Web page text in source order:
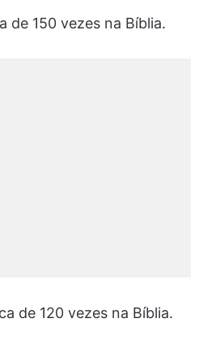
de 150 vezes na Bíblia.
de 120 vezes na Bíblia.